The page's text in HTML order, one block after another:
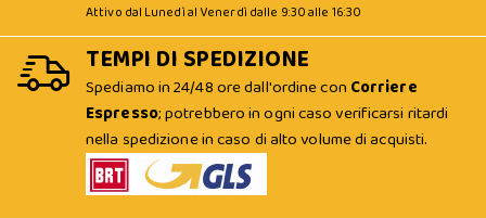
Attivo dal Lunedì al Venerdì dalle 9:30 alle 16:30
TEMPI DI SPEDIZIONE
Spediamo in 24/48 ore dall'ordine con Corriere
Espresso; potrebbero in ogni caso verificarsi ritardi
nella spedizione in caso di alto volume di acquisti.